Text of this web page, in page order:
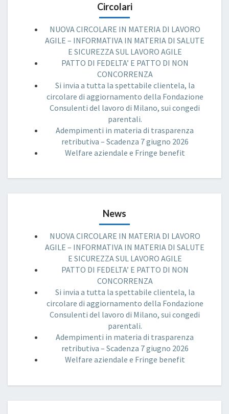
Circolari
NUOVA CIRCOLARE IN MATERIA DI LAVORO
AGILE – INFORMATIVA IN MATERIA DI SALUTE
E SICUREZZA SUL LAVORO AGILE
PATTO DI FEDELTA’ E PATTO DI NON
CONCORRENZA
Si invia a tutta la spettabile clientela, la
circolare di aggiornamento della Fondazione
Consulenti del lavoro di Milano, sui congedi
parentali.
Adempimenti in materia di trasparenza
retributiva – Scadenza 7 giugno 2026
Welfare aziendale e Fringe benefit
News
NUOVA CIRCOLARE IN MATERIA DI LAVORO
AGILE – INFORMATIVA IN MATERIA DI SALUTE
E SICUREZZA SUL LAVORO AGILE
PATTO DI FEDELTA’ E PATTO DI NON
CONCORRENZA
Si invia a tutta la spettabile clientela, la
circolare di aggiornamento della Fondazione
Consulenti del lavoro di Milano, sui congedi
parentali.
Adempimenti in materia di trasparenza
retributiva – Scadenza 7 giugno 2026
Welfare aziendale e Fringe benefit